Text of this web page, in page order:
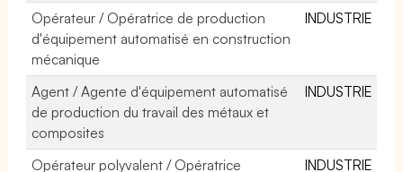
Opérateur / Opératrice de production
d'équipement automatisé en construction
mécanique
INDUSTRIE
Agent / Agente d'équipement automatisé
de production du travail des métaux et
composites
INDUSTRIE
Opérateur polyvalent / Opératrice INDUSTRIE